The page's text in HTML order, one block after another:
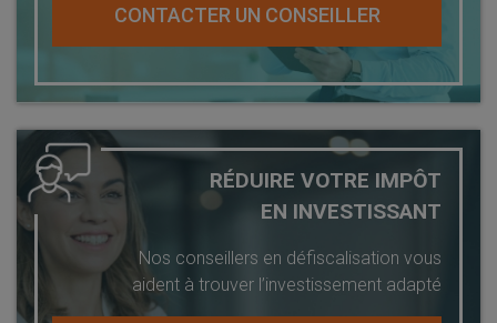
CONTACTER UN CONSEILLER
RÉDUIRE VOTRE IMPÔT
EN INVESTISSANT
Nos conseillers en défiscalisation vous
aident à trouver l’investissement adapté